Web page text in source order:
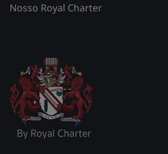
Nosso Royal Charter